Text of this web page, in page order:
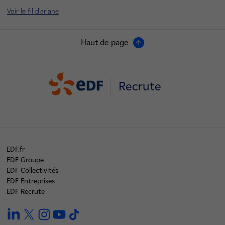
Voir le fil d'ariane
Haut de page
Recrute
EDF.fr
EDF Groupe
EDF Collectivités
EDF Entreprises
EDF Recrute
linkedintwitterinstagramyoutube